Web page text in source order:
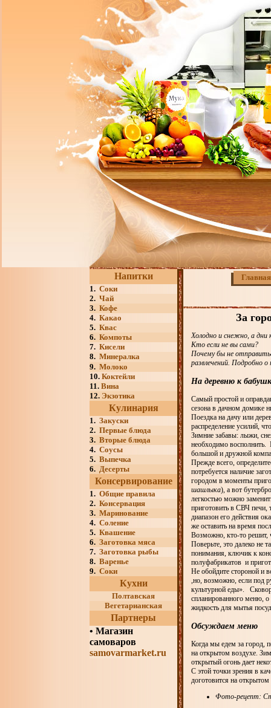
Напитки
1. Соки
2. Чай
3. Кофе
4. Какао
5. Квас
6. Компоты
7. Кисели
8. Минералка
9. Молоко
10. Коктейли
11. Вина
12. Экзотика
Кулинария
1. Закуски
2. Первые блюда
3. Вторые блюда
4. Соусы
5. Выпечка
6. Десерты
Консервирование
1. Общие правила
2. Консервация
3. Маринование
4. Соление
5. Квашение
6. Заготовка мяса
7. Заготовка рыбы
8. Варенье
9. Соки
Кухни
Полтавская
Вегетарианская
Партнеры
• Магазин
самоваров
samovarmarket.ru
Главная
За
Холодно и снежно, а
Кто если не вы сами?
Почему бы не
развлечений. Подробно
На деревню к
Самый простой и
сезона в дачном домике
Поездка на дачу или
распределение усилий,
Зимние забавы: лыжи,
необходимо восполнить.
большой и дружной
Прежде всего,
потребуется наличие
городом в моменты
шашлыка), а вот
легкостью можно
приготовить в СВЧ печи,
диапазон его действия
же оставить на время
Возможно, кто-то решит,
Поверьте, это далеко не
понимания, ключик к
полуфабрикатов и
Не обойдите стороной и
,но, возможно, если под
культурной еды».
спланированного меню,
жидкость для мытья
Обсуждаем меню
Когда мы едем за город,
на открытом воздухе.
открытый огонь дает
С этой точки зрения в
доготовится на
Фото-рецепт: